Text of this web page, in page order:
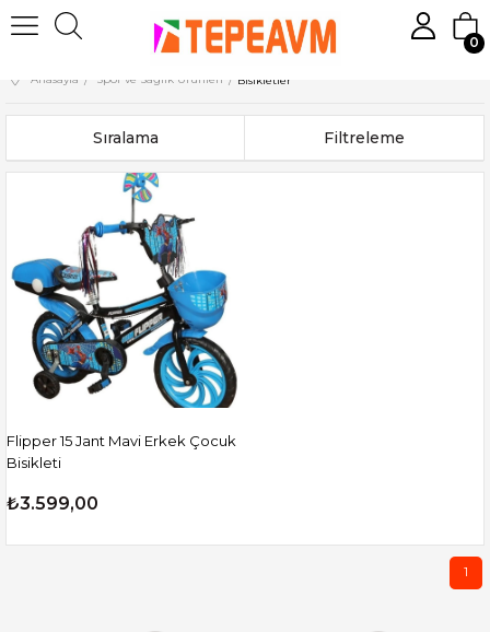
0
Anasayfa Spor ve Sağlık Ürünleri Bisikletler
Filtreleme
Sıralama
Flipper 15 Jant Mavi Erkek Çocuk
Bisikleti
₺3.599,00
1